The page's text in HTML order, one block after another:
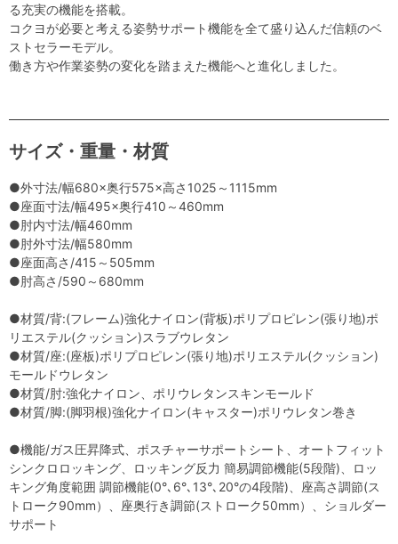
る充実の機能を搭載。
コクヨが必要と考える姿勢サポート機能を全て盛り込んだ信頼のベ
ストセラーモデル。
働き方や作業姿勢の変化を踏まえた機能へと進化しました。
サイズ・重量・材質
●外寸法/幅680×奥行575×高さ1025～1115mm
●座面寸法/幅495×奥行410～460mm
●肘内寸法/幅460mm
●肘外寸法/幅580mm
●座面高さ/415～505mm
●肘高さ/590～680mm
●材質/背:(フレーム)強化ナイロン(背板)ポリプロピレン(張り地)ポ
リエステル(クッション)スラブウレタン
●材質/座:(座板)ポリプロピレン(張り地)ポリエステル(クッション)
モールドウレタン
●材質/肘:強化ナイロン、ポリウレタンスキンモールド
●材質/脚:(脚羽根)強化ナイロン(キャスター)ポリウレタン巻き
●機能/ガス圧昇降式、ポスチャーサポートシート、オートフィット
シンクロロッキング、ロッキング反力 簡易調節機能(5段階)、ロッ
キング角度範囲 調節機能(0°､6°､13°､20°の4段階)、座高さ調節(ス
トローク90mm）、座奥行き調節(ストローク50mm）、ショルダー
サポート